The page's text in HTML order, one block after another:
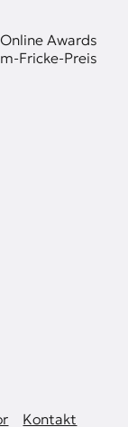
Awards
Fricke-Preis
Kontakt